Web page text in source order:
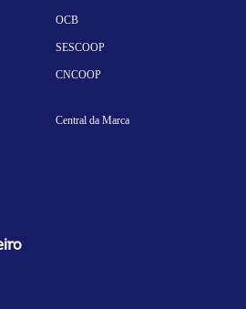
OCB
SESCOOP
CNCOOP
Central da Marca